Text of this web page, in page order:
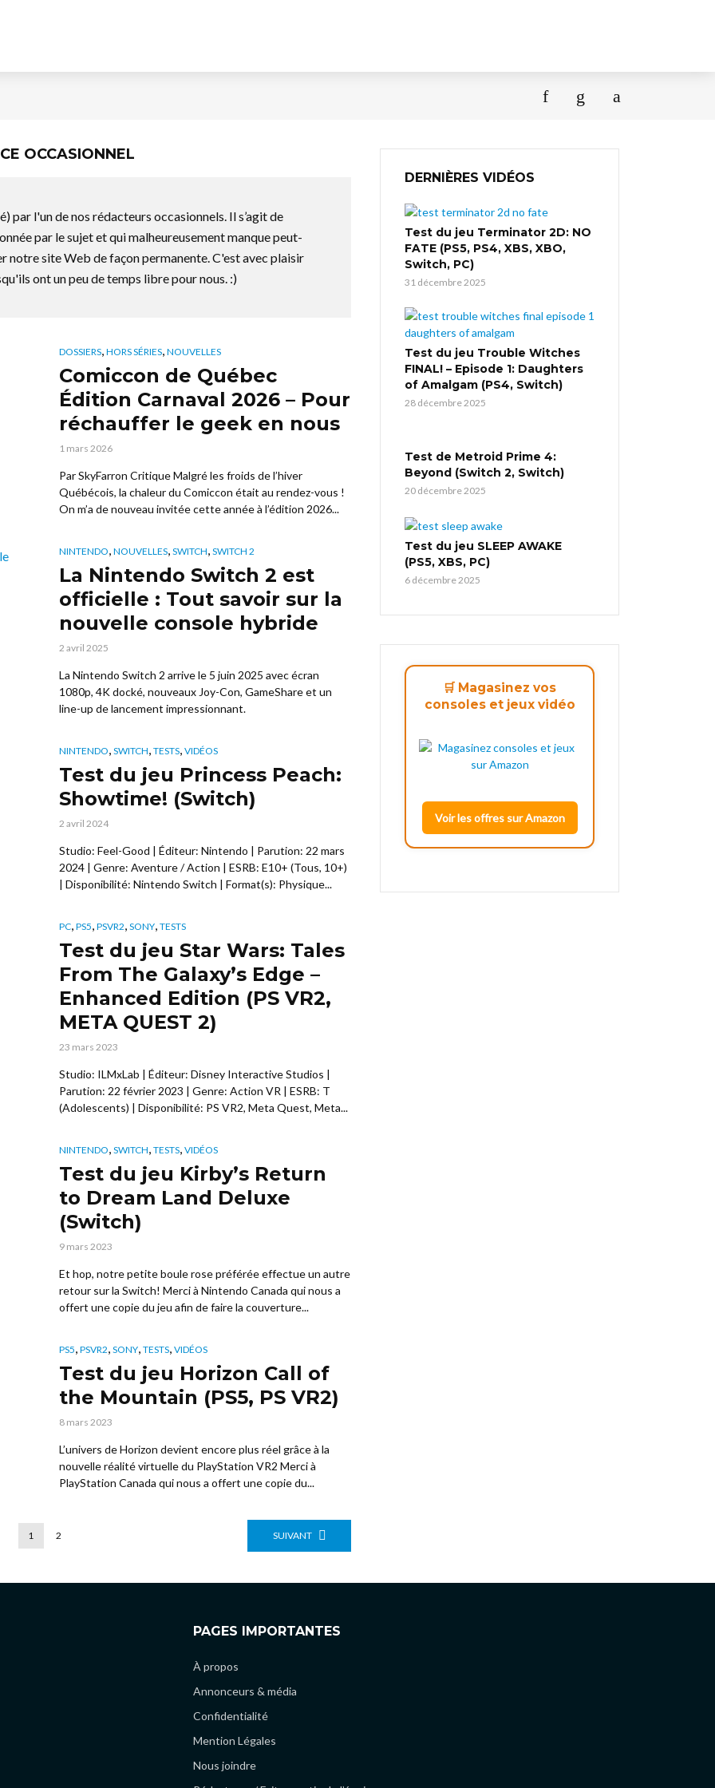
OCCASIONNEL
par l'un de nos rédacteurs occasionnels. Il s’agit de
par le sujet et qui malheureusement manque peut-
notre site Web de façon permanente. C'est avec plaisir
ont un peu de temps libre pour nous. :)
DOSSIERS, HORS SÉRIES, NOUVELLES
Comiccon de Québec
Édition Carnaval 2026 – Pour
réchauffer le geek en nous
1 mars 2026
Par SkyFarron Critique Malgré les froids de l’hiver
Québécois, la chaleur du Comiccon était au rendez-vous !
On m’a de nouveau invitée cette année à l’édition 2026...
NINTENDO, NOUVELLES, SWITCH, SWITCH 2
La Nintendo Switch 2 est
officielle : Tout savoir sur la
nouvelle console hybride
2 avril 2025
La Nintendo Switch 2 arrive le 5 juin 2025 avec écran
1080p, 4K docké, nouveaux Joy-Con, GameShare et un
line-up de lancement impressionnant.
NINTENDO, SWITCH, TESTS, VIDÉOS
Test du jeu Princess Peach:
Showtime! (Switch)
2 avril 2024
Studio: Feel-Good | Éditeur: Nintendo | Parution: 22 mars
2024 | Genre: Aventure / Action | ESRB: E10+ (Tous, 10+)
| Disponibilité: Nintendo Switch | Format(s): Physique...
PC, PS5, PSVR2, SONY, TESTS
Test du jeu Star Wars: Tales
From The Galaxy’s Edge –
Enhanced Edition (PS VR2,
META QUEST 2)
23 mars 2023
Studio: ILMxLab | Éditeur: Disney Interactive Studios |
Parution: 22 février 2023 | Genre: Action VR | ESRB: T
(Adolescents) | Disponibilité: PS VR2, Meta Quest, Meta...
NINTENDO, SWITCH, TESTS, VIDÉOS
Test du jeu Kirby’s Return
to Dream Land Deluxe
(Switch)
9 mars 2023
Et hop, notre petite boule rose préférée effectue un autre
retour sur la Switch! Merci à Nintendo Canada qui nous a
offert une copie du jeu afin de faire la couverture...
PS5 PSVR2 SONY TESTS VIDÉOS
Test du jeu Horizon Call of
the Mountain (PS5, PS VR2)
8 mars 2023
L’univers de Horizon devient encore plus réel grâce à la
nouvelle réalité virtuelle du PlayStation VR2 Merci à
PlayStation Canada qui nous a offert une copie du...
1 2 SUIVANT
DERNIÈRES VIDÉOS
Test du jeu Terminator 2D: NO
FATE (PS5, PS4, XBS, XBO,
Switch, PC)
31 décembre 2025
Test du jeu Trouble Witches
FINAL! – Episode 1: Daughters
of Amalgam (PS4, Switch)
28 décembre 2025
Test de Metroid Prime 4:
Beyond (Switch 2, Switch)
20 décembre 2025
Test du jeu SLEEP AWAKE
(PS5, XBS, PC)
6 décembre 2025
🛒 Magasinez vos
consoles et jeux vidéo
Voir les offres sur Amazon
PAGES IMPORTANTES
À propos
Annonceurs & média
Confidentialité
Mention Légales
Nous joindre